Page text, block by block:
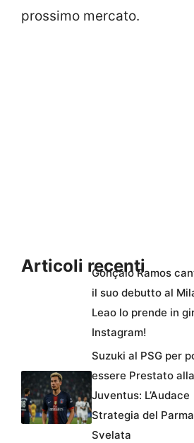
prossimo mercato.
Articoli recenti
Gonçalo Ramos
il suo debutto al
Leao lo prende in
Instagram!
Suzuki al PSG per
essere Prestato alla
Juventus: L’Audace
Strategia del Parma
Svelata